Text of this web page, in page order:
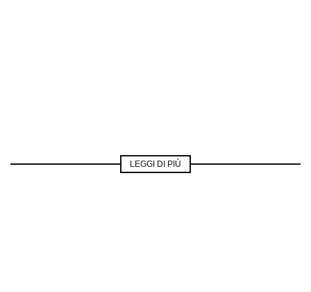
LEGGI DI PIÙ